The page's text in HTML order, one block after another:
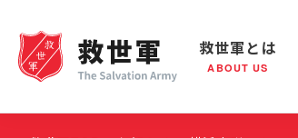
救世軍とは
ABOUT US
救世軍とは 世界が抱えている社
救世軍